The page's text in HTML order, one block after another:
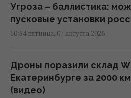
Угроза – баллистика:
пусковые установки
10:54 пятница, 07 августа 2026
Дроны поразили склад
Екатеринбурге за 2000
(видео)